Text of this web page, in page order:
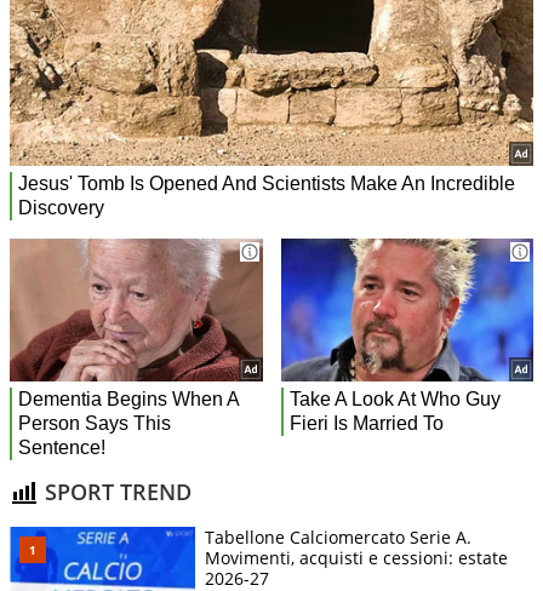
SPORT TREND
Tabellone Calciomercato Serie A.
Movimenti, acquisti e cessioni: estate
2026-27